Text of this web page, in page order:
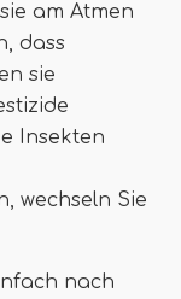
am Atmen
dass
sie
Insekten
wechseln Sie
nach